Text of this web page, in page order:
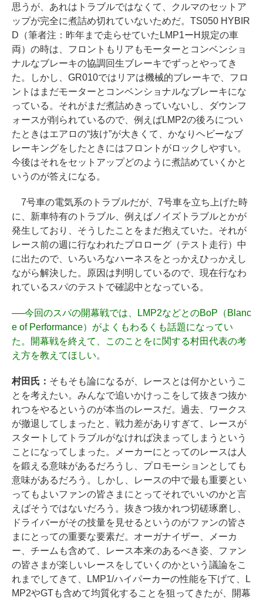
思うが、あれはトラブルではなくて、クルマのセットア
ップが完全に煮詰め切れていないためだ。TS050 HYBIR
D（筆者注：昨年まで走らせていたLMP1ーH規定の車
両）の時は、フロントもリアもモーターとコンベンショ
ナルなブレーキの協調回生ブレーキでずっとやってき
た。しかし、GR010ではリアは機械的ブレーキで、フロ
ントはまだモーターとコンベンショナルなブレーキにな
っている。それがまだ煮詰めきっていないし、ダウンフ
ォースが削られているので、例えばLMP2の後ろについ
たときはエアロの“抜け”が大きくて、かなりヘビーなブ
レーキングをしたときにはフロントがロックしやすい。
今後はそれをセットアップどのように煮詰めていくかと
いうのが答えになる。
7号車の電気系のトラブルだが、7号車を立ち上げた時
に、新車特有のトラブル、例えばノイズトラブルとかが
発生しており、そうしたことをまだ抱えていた。それが
レース前の週に行なわれたプロローグ（テスト走行）中
に出たので、いろいろなハーネスをとっかえひっかえし
ながら解決した。原因は判明しているので、現在行なわ
れているスパのテストで確認中となっている。
──今回のスパの開幕戦では、LMP2などとのBoP（Blanc
e of Performance）がよくもわるくも話題になってい
た。開幕戦を終えて、このことをに関する村田代表の考
え方を教えてほしい。
村田氏： そもそも論になるが、レースとは何かというこ
とを考えたい。みんなで追いかけっこをして抜きつ抜か
れつをやるというのが本当のレースだ。過去、ワークス
が撤退してしまったと、戦力差がありすぎて、レースが
スタートしてトラブルがなければ決まってしまうという
ことになってしまった。メーカーにとってのレースは人
を鍛える意味があるだろうし、プロモーションとしても
意味があるだろう。しかし、レースの中で最も重要とい
ってもよいファンの皆さまにとってそれでいいのかと言
えばそうではないだろう。抜きつ抜かれつ切磋琢磨し、
ドライバーがその技量を見せるというのがファンの皆さ
まにとっての重要な要素だ。オーガナイザー、メーカ
ー、チームも含めて、レース本来のあるべき姿、ファン
の皆さまが楽しいレースをしていくのかという議論をこ
れまでしてきて、LMP1/ハイパーカーの性能を下げて、L
MP2やGTも含めて均質化することを狙ってきたが、開幕